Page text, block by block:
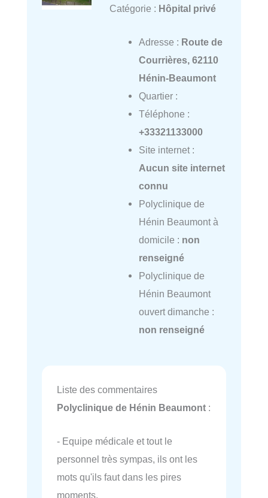
Catégorie : Hôpital privé
Adresse : Route de
Courrières, 62110
Hénin-Beaumont
Quartier :
Téléphone :
+33321133000
Site internet :
Aucun site internet
connu
Polyclinique de
Hénin Beaumont à
domicile : non
renseigné
Polyclinique de
Hénin Beaumont
ouvert dimanche :
non renseigné
Liste des commentaires
Polyclinique de Hénin Beaumont :
- Equipe médicale et tout le
personnel très sympas, ils ont les
mots qu'ils faut dans les pires
moments.